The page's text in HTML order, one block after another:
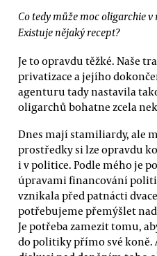
Co tedy může moc oligarchie v
Existuje nějaký recept?
Je to opravdu těžké. Naše
privatizace a jejího
agenturu tady nastavila
oligarchů bohatne zcela
Dnes mají stamiliardy, ale
prostředky si lze opravdu
i v politice. Podle mého je
úpravami financování
vznikala před patnácti
potřebujeme přemýšlet
Je potřeba zamezit tomu,
do politiky přímo své